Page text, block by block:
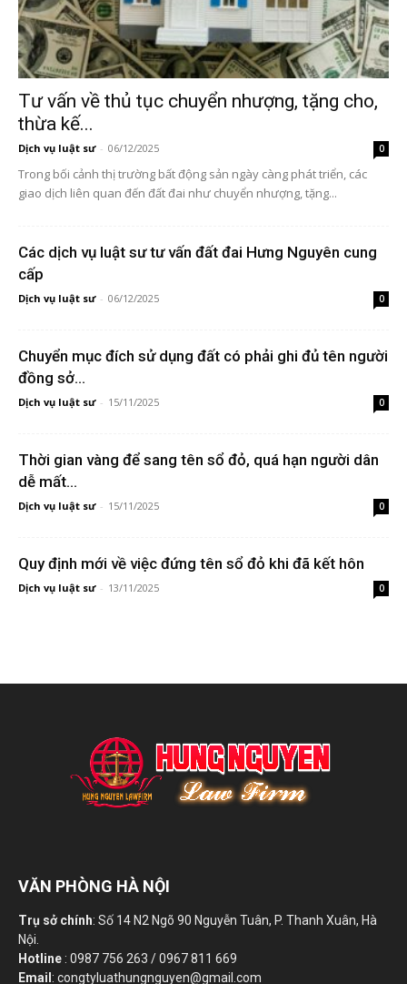
Tư vấn về thủ tục chuyển nhượng, tặng cho,
thừa kế...
Dịch vụ luật sư - 06/12/2025 0
Trong bối cảnh thị trường bất động sản ngày càng phát triển, các
giao dịch liên quan đến đất đai như chuyển nhượng, tặng...
Các dịch vụ luật sư tư vấn đất đai Hưng Nguyên cung
cấp
Dịch vụ luật sư - 06/12/2025 0
Chuyển mục đích sử dụng đất có phải ghi đủ tên người
đồng sở...
Dịch vụ luật sư - 15/11/2025 0
Thời gian vàng để sang tên sổ đỏ, quá hạn người dân
dễ mất...
Dịch vụ luật sư - 15/11/2025 0
Quy định mới về việc đứng tên sổ đỏ khi đã kết hôn
Dịch vụ luật sư - 13/11/2025 0
VĂN PHÒNG HÀ NỘI
Trụ sở chính: Số 14 N2 Ngõ 90 Nguyễn Tuân, P. Thanh Xuân, Hà
Nội.
Hotline : 0987 756 263 / 0967 811 669
Email : congtyluathungnguyen@gmail.com